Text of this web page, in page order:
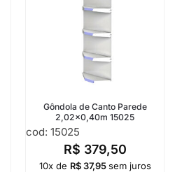
Gôndola de Canto Parede
2,02×0,40m 15025
cod: 15025
R$ 379,50
10x de R$37,95 sem juros